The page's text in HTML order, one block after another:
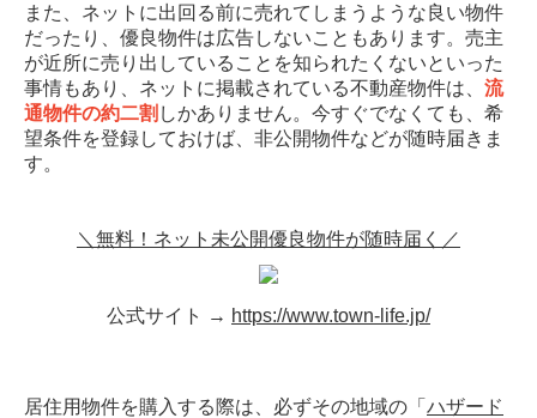
また、ネットに出回る前に売れてしまうような良い物件
だったり、優良物件は広告しないこともあります。売主
が近所に売り出していることを知られたくないといった
事情もあり、ネットに掲載されている不動産物件は、 流
通物件の約二割 しかありません。今すぐでなくても、希
望条件を登録しておけば、非公開物件などが随時届きま
す。
＼無料！ネット未公開優良物件が随時届く／
公式サイト → https://www.town-life.jp/
居住用物件を購入する際は、必ずその地域の「 ハザード